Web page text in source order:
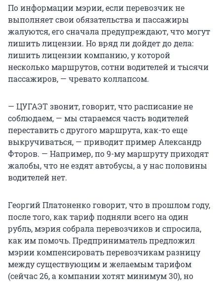
По информации мэрии, если перевозчик не
выполняет свои обязательства и пассажиры
жалуются, его сначала предупреждают, что могут
лишить лицензии. Но вряд ли дойдет до дела:
лишить лицензии компанию, у которой
несколько маршрутов, сотни водителей и тысячи
пассажиров, — чревато коллапсом.
— ЦУГАЭТ звонит, говорит, что расписание не
соблюдаем, — мы стараемся часть водителей
переставить с другого маршрута, как-то еще
выкручиваться, — приводит пример Александр
Фторов. — Например, по 9-му маршруту приходят
жалобы, что не ездят автобусы, а у нас половины
водителей нет.
Георгий Платоненко говорит, что в прошлом году,
после того, как тариф подняли всего на один
рубль, мэрия собрала перевозчиков и спросила,
как им помочь. Предприниматель предложил
мэрии компенсировать перевозчикам разницу
между существующим и желаемым тарифом
(сейчас 26, а компании хотят минимум 30), но